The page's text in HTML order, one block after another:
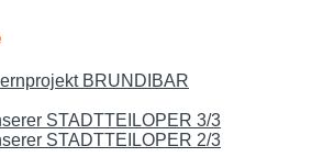
BRUNDIBAR
STADTTEILOPER 3/3
STADTTEILOPER 2/3